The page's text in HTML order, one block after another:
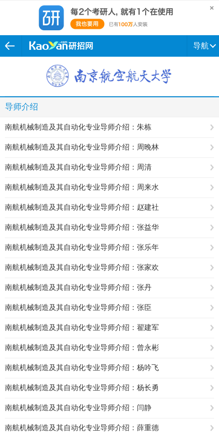
导航
导师介绍
南航机械制造及其自动化专业导师介绍：朱栋
南航机械制造及其自动化专业导师介绍：周晚林
南航机械制造及其自动化专业导师介绍：周清
南航机械制造及其自动化专业导师介绍：周来水
南航机械制造及其自动化专业导师介绍：赵建社
南航机械制造及其自动化专业导师介绍：张益华
南航机械制造及其自动化专业导师介绍：张乐年
南航机械制造及其自动化专业导师介绍：张家欢
南航机械制造及其自动化专业导师介绍：张丹
南航机械制造及其自动化专业导师介绍：张臣
南航机械制造及其自动化专业导师介绍：翟建军
南航机械制造及其自动化专业导师介绍：曾永彬
南航机械制造及其自动化专业导师介绍：杨吟飞
南航机械制造及其自动化专业导师介绍：杨长勇
南航机械制造及其自动化专业导师介绍：闫静
南航机械制造及其自动化专业导师介绍：薛重德